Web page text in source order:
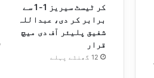
کر ٹیسٹ سیریز 1-1 سے
برابر کر دی، عبداللہ
شفیق پلیئر آف دی میچ
قرار
12 گھنٹے پہلے